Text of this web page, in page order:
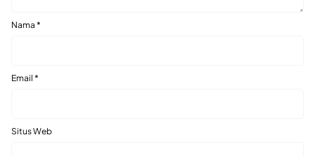
Nama *
Email *
Situs Web